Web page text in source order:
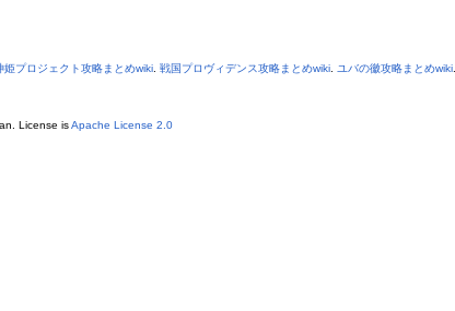
姫プロジェクト攻略まとめwiki. 戦国プロヴィデンス攻略まとめwiki. ユバの徽攻略まとめwiki.
License isApache License 2.0